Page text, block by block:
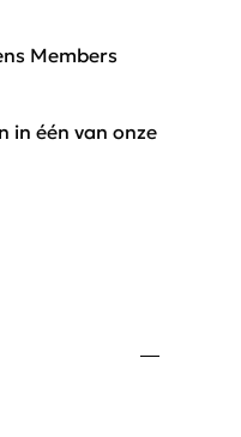
Members
in één van onze